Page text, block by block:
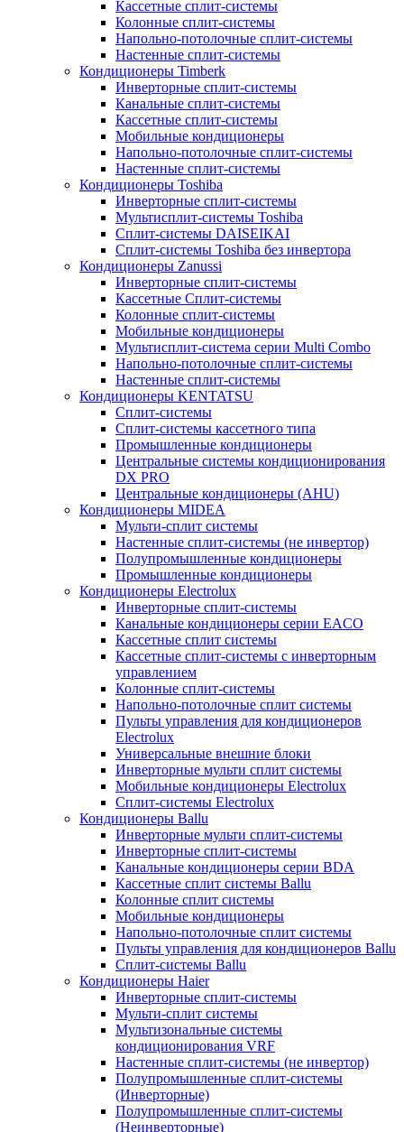
Кассетные сплит-системы
Колонные сплит-системы
Напольно-потолочные сплит-системы
Настенные сплит-системы
Кондиционеры Timberk
Инверторные сплит-системы
Канальные сплит-системы
Кассетные сплит-системы
Мобильные кондиционеры
Напольно-потолочные сплит-системы
Настенные сплит-системы
Кондиционеры Toshiba
Инверторные сплит-системы
Мультисплит-системы Toshiba
Сплит-системы DAISEIKAI
Сплит-системы Toshiba без инвертора
Кондиционеры Zanussi
Инверторные сплит-системы
Кассетные Сплит-системы
Колонные сплит-системы
Мобильные кондиционеры
Мультисплит-система серии Multi Combo
Напольно-потолочные сплит-системы
Настенные сплит-системы
Кондиционеры KENTATSU
Сплит-системы
Сплит-системы кассетного типа
Промышленные кондиционеры
Центральные системы кондиционирования
DX PRO
Центральные кондиционеры (AHU)
Кондиционеры MIDEA
Мульти-сплит системы
Настенные сплит-системы (не инвертор)
Полупромышленные кондиционеры
Промышленные кондиционеры
Кондиционеры Electrolux
Инверторные сплит-системы
Канальные кондиционеры серии EACO
Кассетные сплит системы
Кассетные сплит-системы с инверторным
управлением
Колонные сплит-системы
Напольно-потолочные сплит системы
Пульты управления для кондиционеров
Electrolux
Универсальные внешние блоки
Инверторные мульти сплит системы
Мобильные кондиционеры Electrolux
Сплит-системы Electrolux
Кондиционеры Ballu
Инверторные мульти сплит-системы
Инверторные сплит-системы
Канальные кондиционеры серии BDA
Кассетные сплит системы Ballu
Колонные сплит системы
Мобильные кондиционеры
Напольно-потолочные сплит системы
Пульты управления для кондиционеров Ballu
Сплит-системы Ballu
Кондиционеры Haier
Инверторные сплит-системы
Мульти-сплит системы
Мультизональные системы
кондиционирования VRF
Настенные сплит-системы (не инвертор)
Полупромышленные сплит-системы
(Инверторные)
Полупромышленные сплит-системы
(Неинверторные)